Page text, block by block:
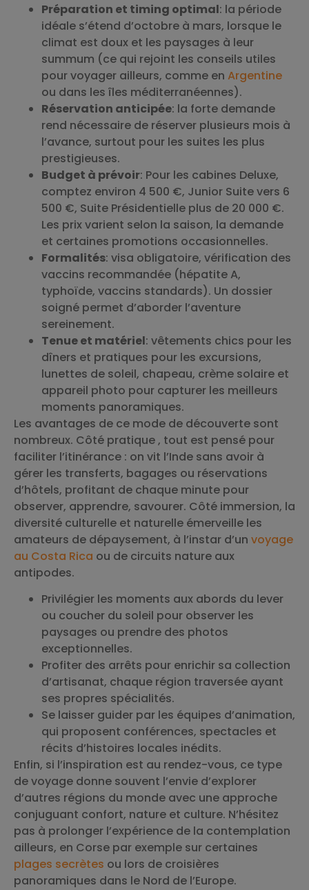
Préparation et timing optimal: la période
idéale s’étend d’octobre à mars, lorsque le
climat est doux et les paysages à leur
summum (ce qui rejoint les conseils utiles
pour voyager ailleurs, comme en Argentine
ou dans les îles méditerranéennes).
Réservation anticipée: la forte demande
rend nécessaire de réserver plusieurs mois à
l’avance, surtout pour les suites les plus
prestigieuses.
Budget à prévoir: Pour les cabines Deluxe,
comptez environ 4 500 €, Junior Suite vers 6
500 €, Suite Présidentielle plus de 20 000 €.
Les prix varient selon la saison, la demande
et certaines promotions occasionnelles.
Formalités: visa obligatoire, vérification des
vaccins recommandée (hépatite A,
typhoïde, vaccins standards). Un dossier
soigné permet d’aborder l’aventure
sereinement.
Tenue et matériel: vêtements chics pour les
dîners et pratiques pour les excursions,
lunettes de soleil, chapeau, crème solaire et
appareil photo pour capturer les meilleurs
moments panoramiques.
Les avantages de ce mode de découverte sont
nombreux. Côté pratique , tout est pensé pour
faciliter l’itinérance : on vit l’Inde sans avoir à
gérer les transferts, bagages ou réservations
d’hôtels, profitant de chaque minute pour
observer, apprendre, savourer. Côté immersion, la
diversité culturelle et naturelle émerveille les
amateurs de dépaysement, à l’instar d’un voyage
au Costa Rica ou de circuits nature aux
antipodes.
Privilégier les moments aux abords du lever
ou coucher du soleil pour observer les
paysages ou prendre des photos
exceptionnelles.
Profiter des arrêts pour enrichir sa collection
d’artisanat, chaque région traversée ayant
ses propres spécialités.
Se laisser guider par les équipes d’animation,
qui proposent conférences, spectacles et
récits d’histoires locales inédits.
Enfin, si l’inspiration est au rendez-vous, ce type
de voyage donne souvent l’envie d’explorer
d’autres régions du monde avec une approche
conjuguant confort, nature et culture. N’hésitez
pas à prolonger l’expérience de la contemplation
ailleurs, en Corse par exemple sur certaines
plages secrètes ou lors de croisières
panoramiques dans le Nord de l’Europe.